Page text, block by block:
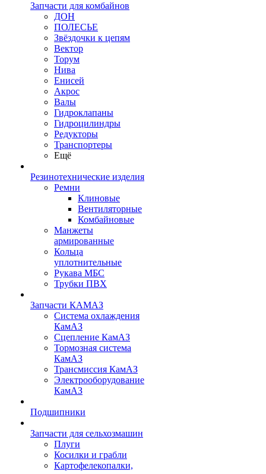
Запчасти для комбайнов
ДОН
ПОЛЕСЬЕ
Звёздочки к цепям
Вектор
Торум
Нива
Енисей
Акрос
Валы
Гидроклапаны
Гидроцилиндры
Редукторы
Транспортеры
Ещё
Резинотехнические изделия
Ремни
Клиновые
Вентиляторные
Комбайновые
Манжеты
армированные
Кольца
уплотнительные
Рукава МБС
Трубки ПВХ
Запчасти КАМАЗ
Система охлаждения
КамАЗ
Сцепление КамАЗ
Тормозная система
КамАЗ
Трансмиссия КамАЗ
Электрооборудование
КамАЗ
Подшипники
Запчасти для сельхозмашин
Плуги
Косилки и грабли
Картофелекопалки,